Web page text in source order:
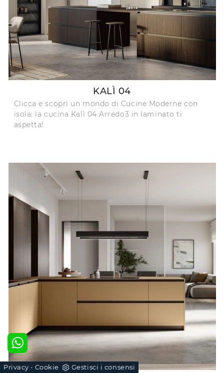
KALÌ 04
Clicca e scopri un mondo di Cucine Moderne con
isola: la cucina Kalì 04 Arredo3 in laminato ti
aspetta!
Privacy - Cookie Gestisci i consensi